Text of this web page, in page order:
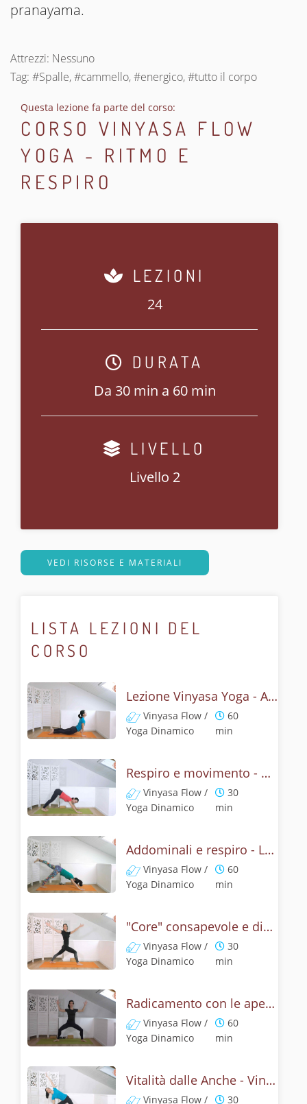
pranayama.
Attrezzi: Nessuno
Tag: #Spalle, #cammello, #energico, #tutto il corpo
Questa lezione fa parte del corso:
CORSO VINYASA FLOW
YOGA - RITMO E
RESPIRO
LEZIONI
24
DURATA
Da 30 min a 60 min
LIVELLO
Livello 2
VEDI RISORSE E MATERIALI
LISTA LEZIONI DEL
CORSO
Lezione Vinyasa Yoga - Armonia dalla respirazione consapevole
Vinyasa Flow /
Yoga Dinamico
60
min
Respiro e movimento - Vinyasa yoga fondamentale
Vinyasa Flow /
Yoga Dinamico
30
min
Addominali e respiro - Lezione Vinyasa Yoga
Vinyasa Flow /
Yoga Dinamico
60
min
"Core" consapevole e dinamico - Vinyasa Yoga
Vinyasa Flow /
Yoga Dinamico
30
min
Radicamento con le aperture delle anche - Lezione Vinyasa Yoga
Vinyasa Flow /
Yoga Dinamico
60
min
Vitalità dalle Anche - Vinyasa Flow Yoga
Vinyasa Flow / 30